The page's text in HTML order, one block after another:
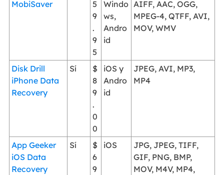
MobiSaver
5
9
.
9
5
Windo
ws,
Andro
id
AIFF, AAC, OGG,
MPEG-4, QTFF, AVI,
MOV, WMV
Disk Drill
iPhone Data
Recovery
Sí
$
8
9
.
0
0
iOS y
Andro
id
JPEG, AVI, MP3,
MP4
App Geeker
iOS Data
Recovery
Sí
$
6
9
iOS
JPG, JPEG, TIFF,
GIF, PNG, BMP,
MOV, M4V, MP4,